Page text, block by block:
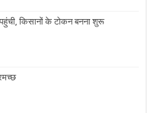
किसानों के टोकन बनना शुरू